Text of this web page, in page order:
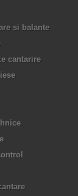
si balante
cantarire